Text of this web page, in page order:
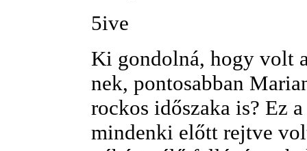
5ive
Ki gondolná, hogy volt
nek, pontosabban
rockos időszaka is? Ez
mindenki előtt rejtve